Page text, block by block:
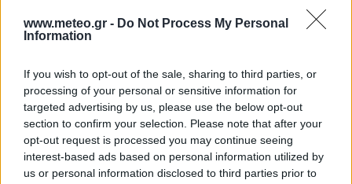
www.meteo.gr - Do Not Process My Personal
Information
If you wish to opt-out of the sale, sharing to third parties, or
processing of your personal or sensitive information for
targeted advertising by us, please use the below opt-out
section to confirm your selection. Please note that after your
opt-out request is processed you may continue seeing
interest-based ads based on personal information utilized by
us or personal information disclosed to third parties prior to
21:00 19°C
3 Μπφ B
ΔΕΥΤΕΡΑ 10 ΑΥΓΟΥΣΤΟΥ
00:00 19
3 Μπφ B
16 Km/h
ΚΑΘΑΡΟΣ
03:00 18°C
4 Μπφ B